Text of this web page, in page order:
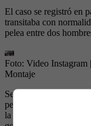
El caso se registró en
transitaba con
pelea entre dos
Foto: Video Instagram
Montaje
Según se ha podido
pero justo cuando uno
la furiosa reacción de